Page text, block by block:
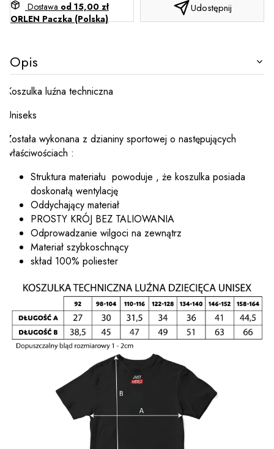
Dostawa od 15,00 zł
ORLEN Paczka (Polska)
Udostępnij
Opis
Koszulka luźna techniczna
Uniseks
Została wykonana z dzianiny sportowej o następujących
właściwościach :
Struktura materiału powoduje , że koszulka posiada
doskonałą wentylację
Oddychający materiał
PROSTY KRÓJ BEZ TALIOWANIA
Odprowadzanie wilgoci na zewnątrz
Materiał szybkoschnący
skład 100% poliester